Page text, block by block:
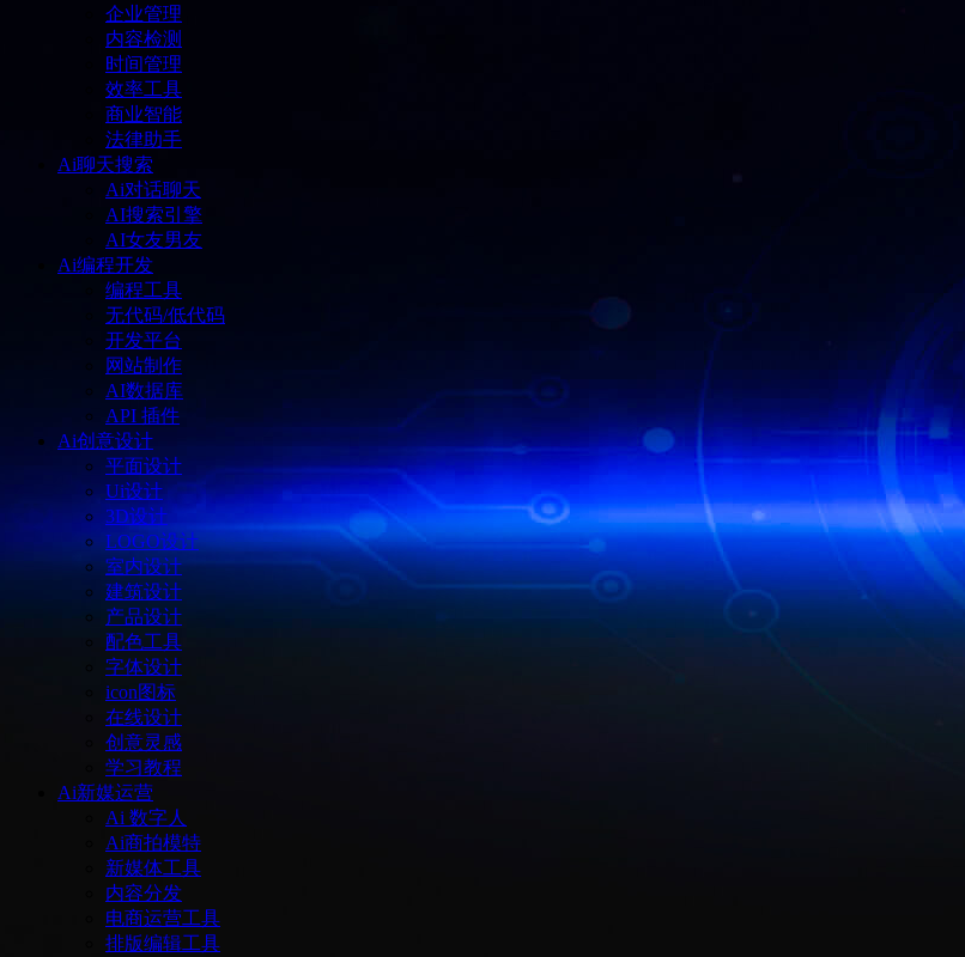
企业管理
内容检测
时间管理
效率工具
商业智能
法律助手
Ai聊天搜索
Ai对话聊天
AI搜索引擎
AI女友男友
Ai编程开发
编程工具
无代码/低代码
开发平台
网站制作
AI数据库
API 插件
Ai创意设计
平面设计
Ui设计
3D设计
LOGO设计
室内设计
建筑设计
产品设计
配色工具
字体设计
icon图标
在线设计
创意灵感
学习教程
Ai新媒运营
Ai 数字人
Ai商拍模特
新媒体工具
内容分发
电商运营工具
排版编辑工具